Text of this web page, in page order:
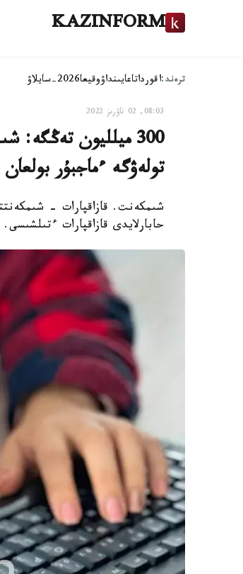
KAZINFORM
ترەند:اقورداتاعايىنداۋوقيعا2026-سايلاۋ
08:03, 02 ناۋرىز 2022
300 ميلليون تەڭگە:
تولەۋگە ءماجبۇر بولعان
شىمكەنت. قازاقپارات -
حابارلايدى قازاقپارات ءتىلشىسى.